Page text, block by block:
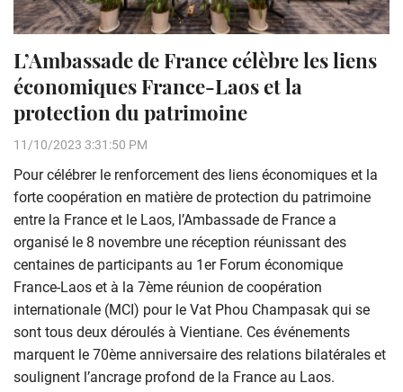
L’Ambassade de France célèbre les liens
économiques France-Laos et la
protection du patrimoine
11/10/2023 3:31:50 PM
Pour célébrer le renforcement des liens économiques et la
forte coopération en matière de protection du patrimoine
entre la France et le Laos, l’Ambassade de France a
organisé le 8 novembre une réception réunissant des
centaines de participants au 1er Forum économique
France-Laos et à la 7ème réunion de coopération
internationale (MCI) pour le Vat Phou Champasak qui se
sont tous deux déroulés à Vientiane. Ces événements
marquent le 70ème anniversaire des relations bilatérales et
soulignent l’ancrage profond de la France au Laos.